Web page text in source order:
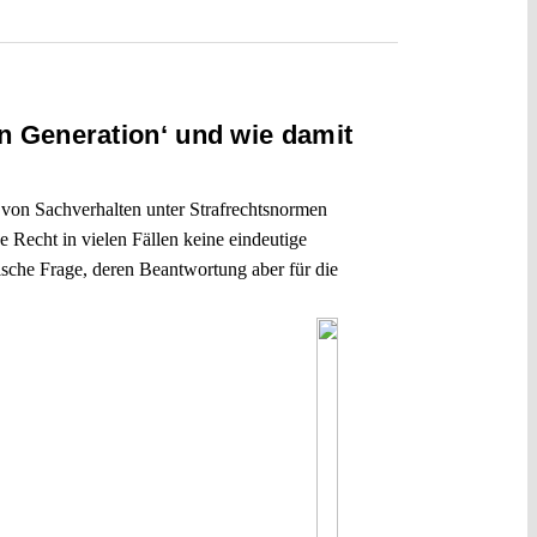
Generation‘ und wie damit
Sachverhalten unter Strafrechtsnormen
Recht in vielen Fällen keine eindeutige
Frage, deren Beantwortung aber für die